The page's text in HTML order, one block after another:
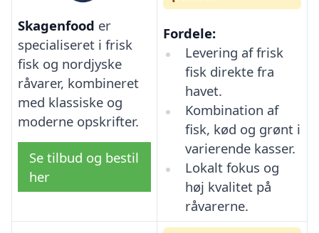
Skagenfood er
specialiseret i frisk
fisk og nordjyske
råvarer, kombineret
med klassiske og
moderne opskrifter.
Se tilbud og bestil
her
Fordele:
Levering af frisk
fisk direkte fra
havet.
Kombination af
fisk, kød og grønt i
varierende kasser.
Lokalt fokus og
høj kvalitet på
råvarerne.